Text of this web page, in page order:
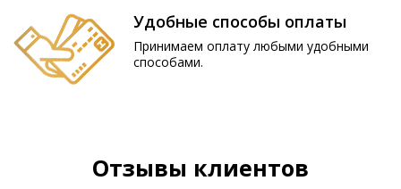
Удобные способы оплаты
Принимаем оплату любыми удобными
способами.
Отзывы клиентов